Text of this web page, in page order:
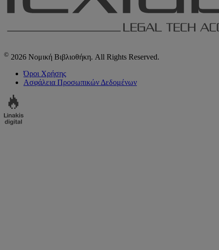
© 2026 Νομική Βιβλιοθήκη. All Rights Reserved.
Όροι Χρήσης
Ασφάλεια Προσωπικών Δεδομένων